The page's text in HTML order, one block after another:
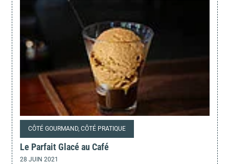
CÔTÉ GOURMAND, CÔTÉ PRATIQUE
Le Parfait Glacé au Café
28 JUIN 2021